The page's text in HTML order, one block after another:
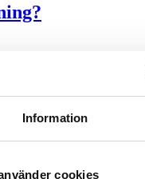
Information
cookies
om ett vittne minns rätt eller
och Lunds